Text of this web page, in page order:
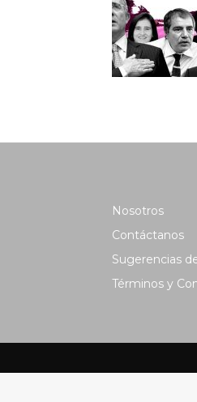
Nosotros
Contáctanos
Sugerencias
Términos y